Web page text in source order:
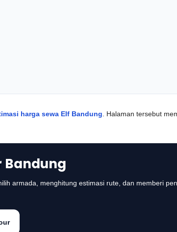
harga sewa Elf Bandung . Halaman tersebut
Bandung
armada, menghitung estimasi rute, dan memberi